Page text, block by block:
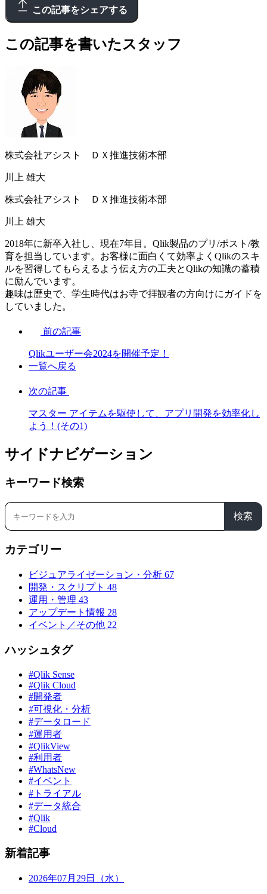
この記事をシェアする
この記事を書いたスタッフ
株式会社アシスト ＤＸ推進技術本部
川上 雄大
株式会社アシスト ＤＸ推進技術本部
川上 雄大
2018年に新卒入社し、現在7年目。Qlik製品のプリ/ポスト/教
育を担当しています。お客様に面白くて効率よくQlikのスキ
ルを習得してもらえるよう伝え方の工夫とQlikの知識の蓄積
に励んでいます。
趣味は歴史で、学生時代はお寺で拝観者の方向けにガイドを
していました。
前の記事
Qlikユーザー会2024を開催予定！
一覧へ戻る
次の記事
マスター アイテムを駆使して、アプリ開発を効率化し
よう！(その1)
サイドナビゲーション
キーワード検索
検索
カテゴリー
ビジュアライゼーション・分析 67
開発・スクリプト 48
運用・管理 43
アップデート情報 28
イベント／その他 22
ハッシュタグ
#Qlik Sense
#Qlik Cloud
#開発者
#可視化・分析
#データロード
#運用者
#QlikView
#利用者
#WhatsNew
#イベント
#トライアル
#データ統合
#Qlik
#Cloud
新着記事
2026年07月29日（水）